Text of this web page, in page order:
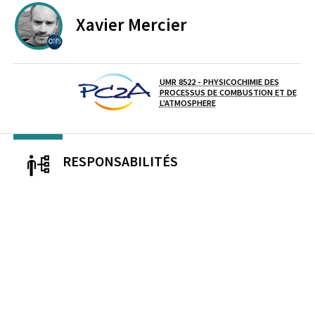
CENTRE NATIONAL DE LA RECHERCHE SCIENTIFIQUE
Xavier Mercier
Laboratoire / équipe
UMR 8522 - PHYSICOCHIMIE DES
PROCESSUS DE COMBUSTION ET DE
L'ATMOSPHERE
RESPONSABILITÉS